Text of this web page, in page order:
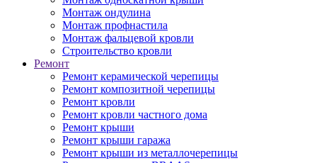
Монтаж ондулина
Монтаж профнастила
Монтаж фальцевой кровли
Строительство кровли
Ремонт
Ремонт керамической черепицы
Ремонт композитной черепицы
Ремонт кровли
Ремонт кровли частного дома
Ремонт крыши
Ремонт крыши гаража
Ремонт крыши из металлочерепицы